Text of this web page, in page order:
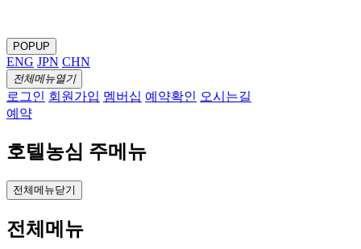
POPUP
ENG JPN CHN
전체메뉴열기
로그인 회원가입 멤버십 예약확인 오시는길
예약
호텔농심 주메뉴
전체메뉴닫기
전체메뉴